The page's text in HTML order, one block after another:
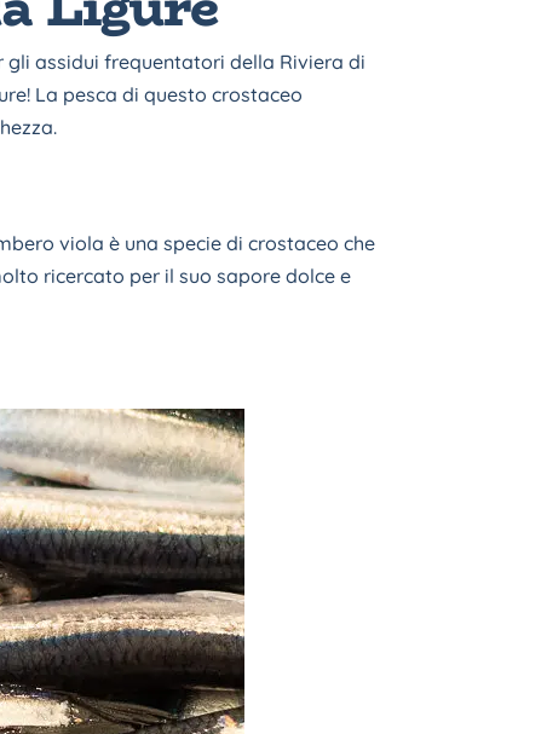
gli assidui frequentatori della Riviera di
La pesca di questo crostaceo
viola è una specie di crostaceo che
ricercato per il suo sapore dolce e